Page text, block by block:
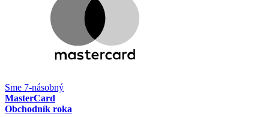
Sme 7-násobný
MasterCard
Obchodník roka